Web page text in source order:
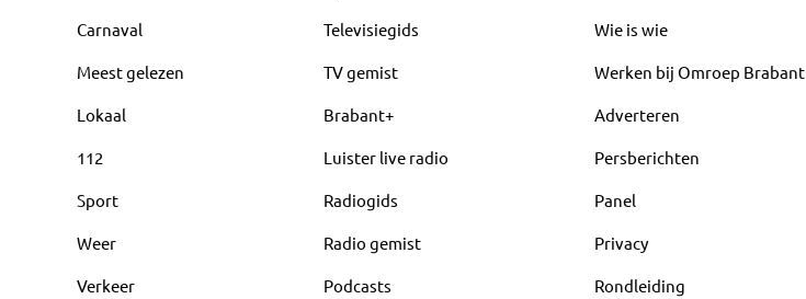
Carnaval
Meest gelezen
Lokaal
112
Sport
Weer
Verkeer
Televisiegids
TV gemist
Brabant+
Luister live radio
Radiogids
Radio gemist
Podcasts
Wie is wie
Werken bij Omroep Brabant
Adverteren
Persberichten
Panel
Privacy
Rondleiding